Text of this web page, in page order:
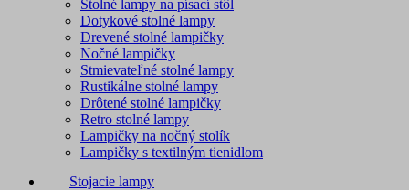
Stolné lampy na písací stôl
Dotykové stolné lampy
Drevené stolné lampičky
Nočné lampičky
Stmievateľné stolné lampy
Rustikálne stolné lampy
Drôtené stolné lampičky
Retro stolné lampy
Lampičky na nočný stolík
Lampičky s textilným tienidlom
Stojacie lampy